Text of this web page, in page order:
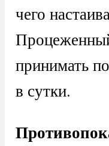
чего
принимать
в сутки.